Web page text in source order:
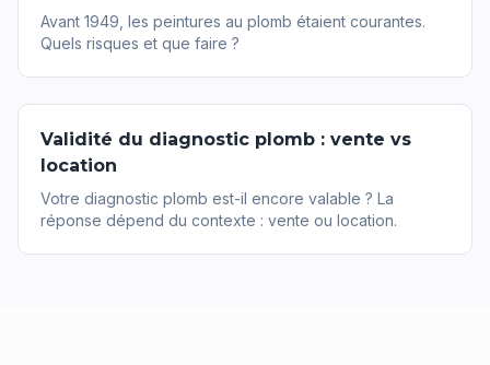
Avant 1949, les peintures au plomb étaient courantes.
Quels risques et que faire ?
Validité du diagnostic plomb : vente vs
location
Votre diagnostic plomb est-il encore valable ? La
réponse dépend du contexte : vente ou location.